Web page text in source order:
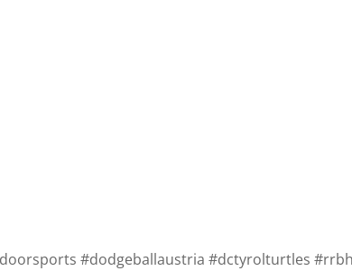
#dodgeballaustria #dctyrolturtles